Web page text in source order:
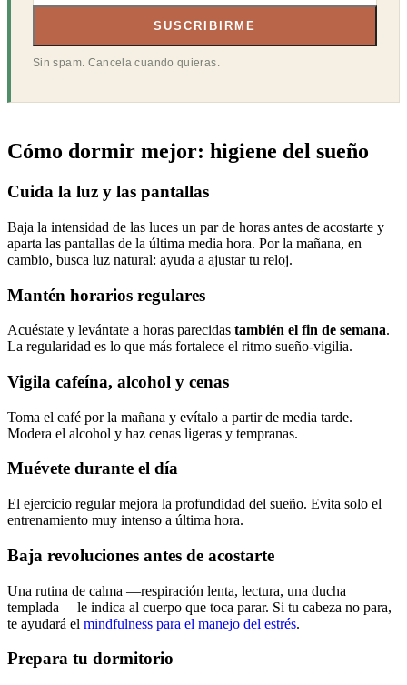
SUSCRIBIRME
Sin spam. Cancela cuando quieras.
Cómo dormir mejor: higiene del sueño
Cuida la luz y las pantallas
Baja la intensidad de las luces un par de horas antes de acostarte y
aparta las pantallas de la última media hora. Por la mañana, en
cambio, busca luz natural: ayuda a ajustar tu reloj.
Mantén horarios regulares
Acuéstate y levántate a horas parecidas también el fin de semana.
La regularidad es lo que más fortalece el ritmo sueño-vigilia.
Vigila cafeína, alcohol y cenas
Toma el café por la mañana y evítalo a partir de media tarde.
Modera el alcohol y haz cenas ligeras y tempranas.
Muévete durante el día
El ejercicio regular mejora la profundidad del sueño. Evita solo el
entrenamiento muy intenso a última hora.
Baja revoluciones antes de acostarte
Una rutina de calma —respiración lenta, lectura, una ducha
templada— le indica al cuerpo que toca parar. Si tu cabeza no para,
te ayudará el mindfulness para el manejo del estrés.
Prepara tu dormitorio